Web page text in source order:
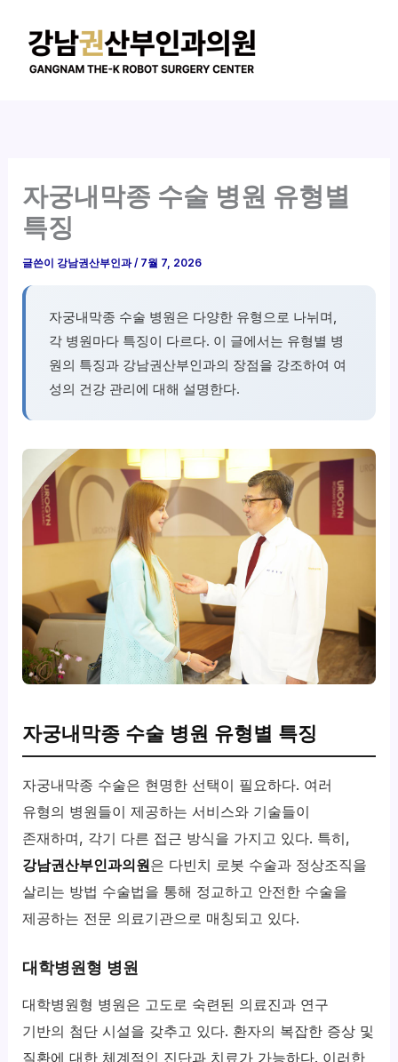
자궁내막종 수술 병원 유형별
특징
글쓴이 강남권산부인과/ 7월 7, 2026
자궁내막종 수술 병원은 다양한 유형으로 나뉘며,
각 병원마다 특징이 다르다. 이 글에서는 유형별 병
원의 특징과 강남권산부인과의 장점을 강조하여 여
성의 건강 관리에 대해 설명한다.
자궁내막종 수술 병원 유형별 특징
자궁내막종 수술은 현명한 선택이 필요하다. 여러
유형의 병원들이 제공하는 서비스와 기술들이
존재하며, 각기 다른 접근 방식을 가지고 있다. 특히,
강남권산부인과의원은 다빈치 로봇 수술과 정상조직을
살리는 방법 수술법을 통해 정교하고 안전한 수술을
제공하는 전문 의료기관으로 매칭되고 있다.
대학병원형 병원
대학병원형 병원은 고도로 숙련된 의료진과 연구
기반의 첨단 시설을 갖추고 있다. 환자의 복잡한 증상 및
질환에 대한 체계적인 진단과 치료가 가능하다. 이러한